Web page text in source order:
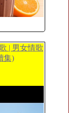
| 男女情歌
集)